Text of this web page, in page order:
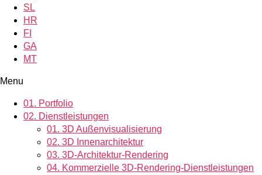
SL
HR
FI
GA
MT
Menu
01. Portfolio
02. Dienstleistungen
01. 3D Außenvisualisierung
02. 3D Innenarchitektur
03. 3D-Architektur-Rendering
04. Kommerzielle 3D-Rendering-Dienstleistungen